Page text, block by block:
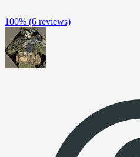
100% (6 reviews)